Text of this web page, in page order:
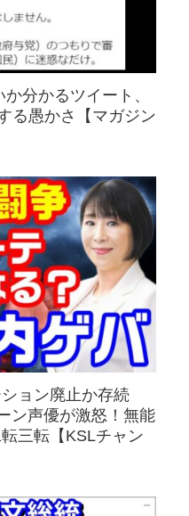
分かるツイート、
る愚かさ【マガジン
ョン廃止か存続
ン声優が激怒！無能
三転【KSLチャン